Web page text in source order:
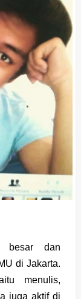
besar dan
di Jakarta.
menulis,
juga aktif di